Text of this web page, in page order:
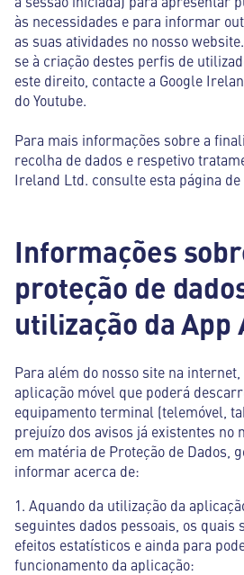
às necessidades e para informar
as suas atividades no nosso
se à criação destes perfis de
este direito, contacte a Google
do Youtube.
Para mais informações sobre a
recolha de dados e respetivo
Ireland Ltd. consulte esta página
Informações
proteção de
utilização da App
Para além do nosso site na
aplicação móvel que poderá
equipamento terminal (telemóvel,
prejuízo dos avisos já existentes no
em matéria de Proteção de Dados,
informar acerca de:
1. Aquando da utilização da
seguintes dados pessoais, os quais
efeitos estatísticos e ainda para
funcionamento da aplicação: